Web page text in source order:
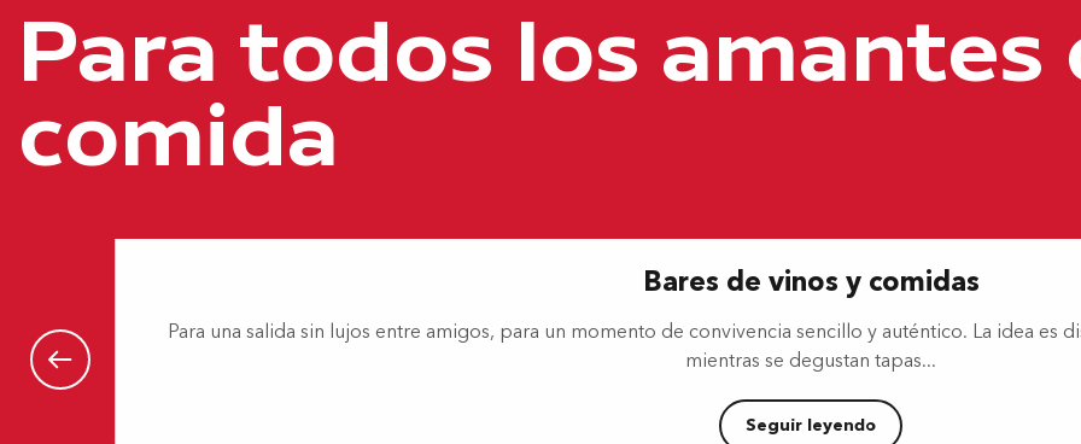
Le Labo
Bis'pro
Le Boulevard des Glaces
Blend Wellness Café
Léonidas
Para todos los amantes
comida
Bares de vinos y comidas
Para una salida sin lujos entre amigos, para un momento de convivencia sencillo y auténtico. La idea es
mientras se degustan tapas...
Seguir leyendo